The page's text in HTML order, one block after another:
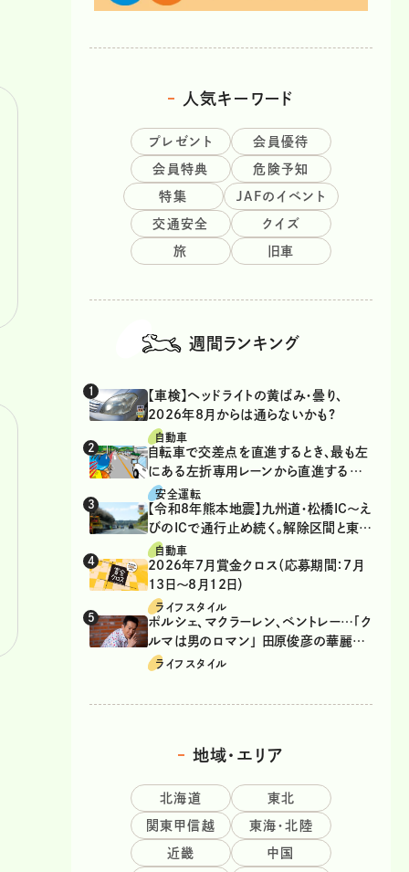
人気キーワード
プレゼント 会員優待
会員特典 危険予知
特集 JAFのイベント
交通安全 クイズ
旅 旧車
週間ランキング
【車検】ヘッドライトの黄ばみ・曇り、
2026年8月からは通らないかも?
自動車
自転車で交差点を直進するとき、最も左
にある左折専用レーンから直進するの
は、違反？
安全運転
【令和8年熊本地震】九州道・松橋IC～え
びのICで通行止め続く。解除区間と東九
州道の迂回ルート
自動車
2026年7月賞金クロス（応募期間：7月
13日～8月12日）
ライフスタイル
ポルシェ、マクラーレン、ベントレー…「ク
ルマは男のロマン」 田原俊彦の華麗な
る愛車遍歴
ライフスタイル
地域・エリア
北海道 東北
関東甲信越 東海・北陸
近畿 中国